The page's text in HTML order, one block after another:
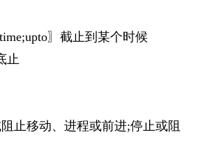
〗截止到某个时候
止
阻止移动、进程或前进;停止或阻